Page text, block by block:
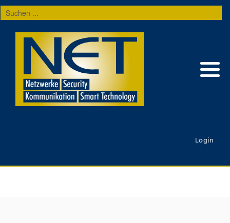
Suchen
...
Login